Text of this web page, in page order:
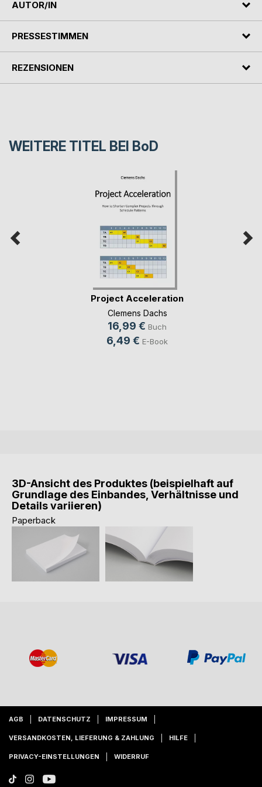
AUTOR/IN
PRESSESTIMMEN
REZENSIONEN
WEITERE TITEL BEI BoD
Project Acceleration
Clemens Dachs
16,99 € Buch
6,49 € E-Book
3D-Ansicht des Produktes (beispielhaft auf
Grundlage des Einbandes, Verhältnisse und
Details variieren)
Paperback
AGB DATENSCHUTZ IMPRESSUM
VERSANDKOSTEN, LIEFERUNG & ZAHLUNG HILFE
PRIVACY-EINSTELLUNGEN WIDERRUF